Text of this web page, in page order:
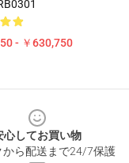
- ￥630,750
心してお買い物
から配送まで24/7保護